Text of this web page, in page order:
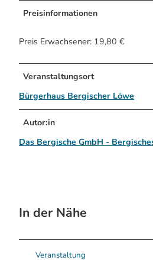
Preisinformationen
Preis Erwachsener: 19,80 €
Veranstaltungsort
Bürgerhaus Bergischer Löwe
Autor:in
Das Bergische GmbH -
In der Nähe
Veranstaltung